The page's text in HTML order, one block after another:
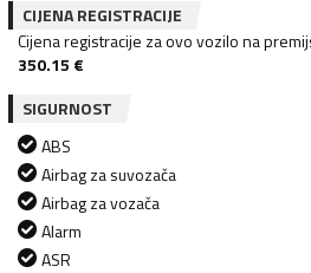
CIJENA REGISTRACIJE
Cijena registracije za ovo vozilo na
350.15 €
SIGURNOST
ABS
Airbag za suvozača
Airbag za vozača
Alarm
ASR